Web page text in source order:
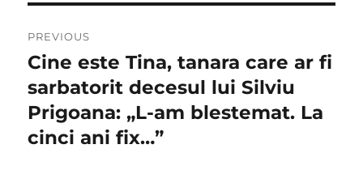
în
articole
PREVIOUS
Previous
post:
Cine este Tina, tanara care ar fi
sarbatorit decesul lui Silviu
Prigoana: „L-am blestemat. La
cinci ani fix…”